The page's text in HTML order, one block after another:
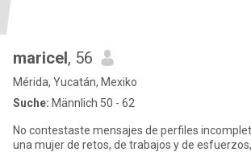
maricel, 56
Mérida, Yucatán, Mexiko
Suche: Männlich 50 - 62
No contestaste mensajes de perfiles
una mujer de retos, de trabajos y de